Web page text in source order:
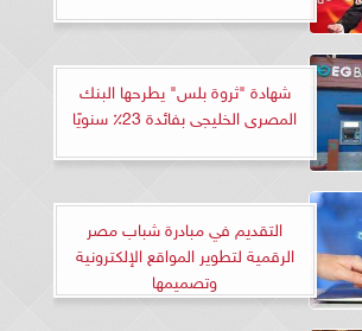
شهادة "ثروة بلس" يطرحها البنك
المصرى الخليجى بفائدة 23٪ سنويًا
التقديم في مبادرة شباب مصر
الرقمية لتطوير المواقع الإلكترونية
وتصميمها